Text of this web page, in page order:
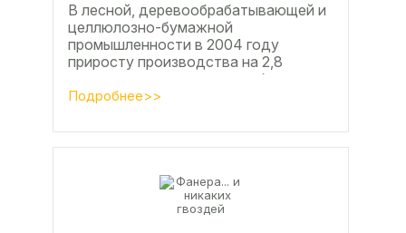
В лесной, деревообрабатывающей и
целлюлозно-бумажной
промышленности в 2004 году
приросту производства на 2,8
процента во многом способствовали
развитие тех подотраслей,
Подробнее>>